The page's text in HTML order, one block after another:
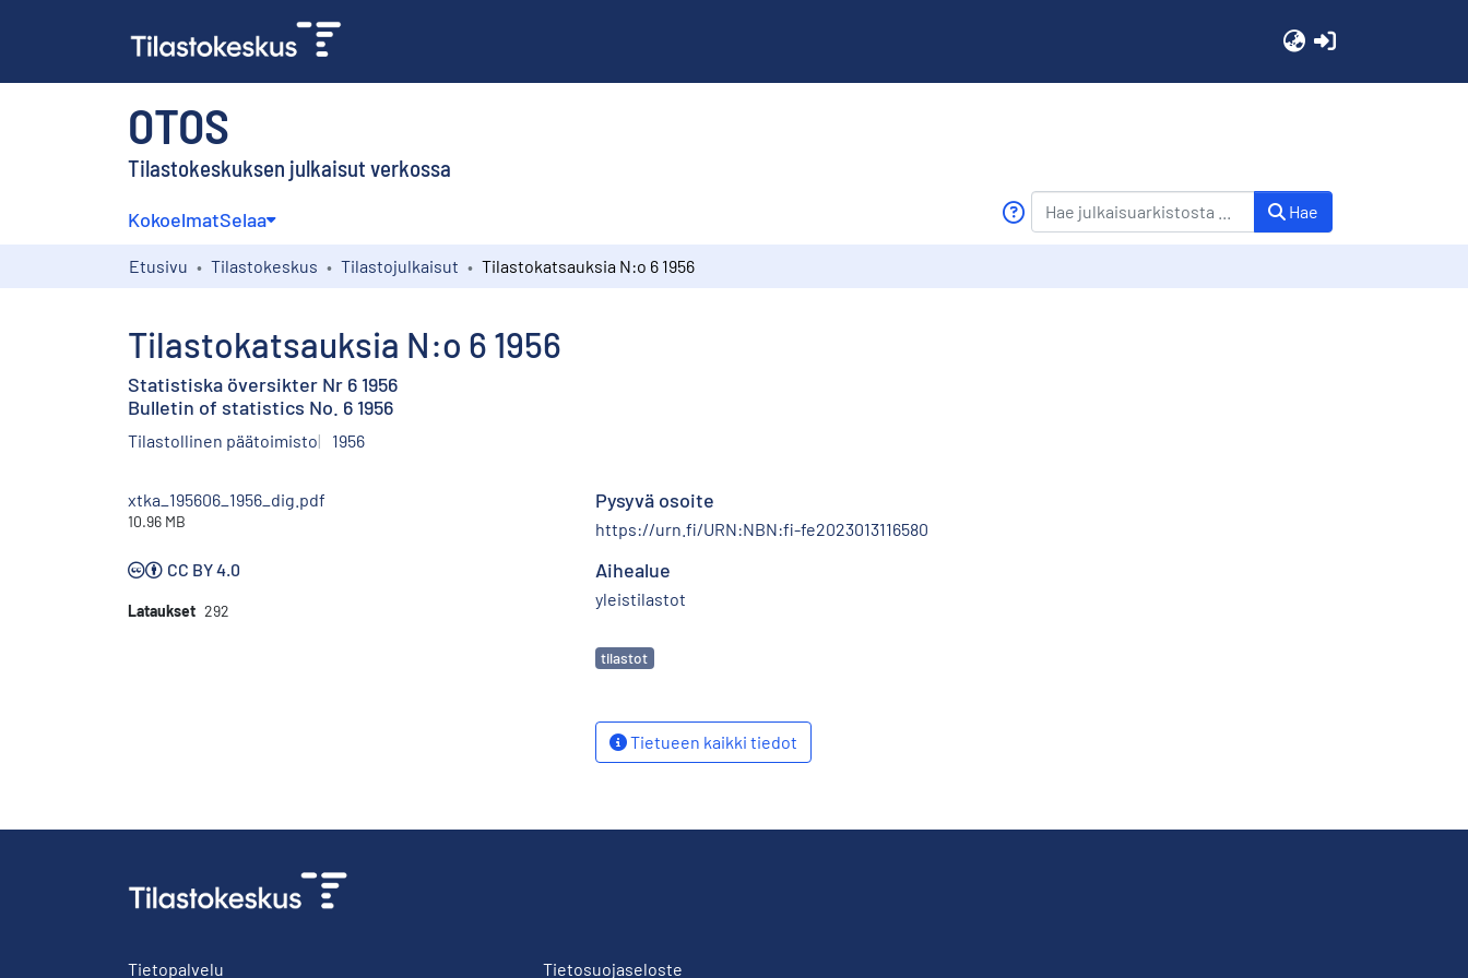
OTOS
Tilastokeskuksen julkaisut verkossa
KokoelmatSelaa Hae
Etusivu Tilastokeskus Tilastojulkaisut Tilastokatsauksia N:o 6 1956
Tilastokatsauksia N:o 6 1956
Statistiska översikter Nr 6 1956
Bulletin of statistics No. 6 1956
Tilastollinen päätoimisto 1956
xtka_195606_1956_dig.pdf
10.96 MB
CC BY 4.0
Lataukset 292
Pysyvä osoite
https://urn.fi/URN:NBN:fi-fe2023013116580
Aihealue
yleistilastot
Avainsanat
tilastot
Tietueen kaikki tiedot
Tietopalvelu Tietosuojaseloste